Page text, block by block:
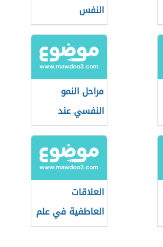
النفس
مراحل النمو
النفسي عند
فرويد
العلاقات
العاطفية في علم
النفس